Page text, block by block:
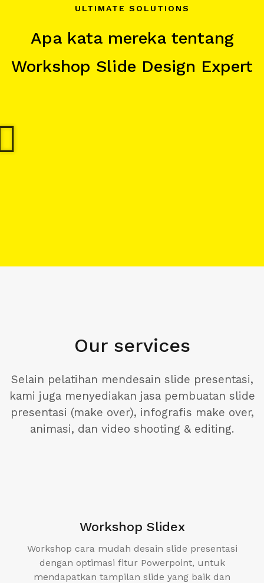
ULTIMATE SOLUTIONS
Apa kata mereka tentang
Workshop Slide Design Expert
Our services
Selain pelatihan mendesain slide presentasi,
kami juga menyediakan jasa pembuatan slide
presentasi (make over), infografis make over,
animasi, dan video shooting & editing.
Workshop Slidex
Workshop cara mudah desain slide presentasi
dengan optimasi fitur Powerpoint, untuk
mendapatkan tampilan slide yang baik dan